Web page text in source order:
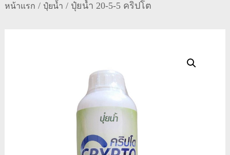
หน้าแรก / ปุ๋ยน้ำ / ปุ๋ยน้ำ 20-5-5 คริปโต